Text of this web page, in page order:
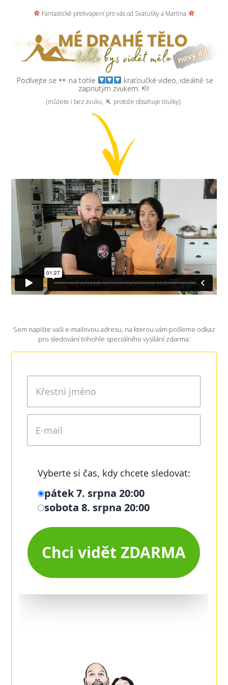
Fantastické překvapení pro vás od Svatušky a Martina
Podívejte se na tohle
kraťoučké video, ideálně se
zapnutým zvukem:
(můžete i bez zvuku, protože obsahuje titulky):
Sem napište vaši e-mailovou adresu, na kterou vám pošleme odkaz
pro sledování tohohle speciálního vysílání zdarma: